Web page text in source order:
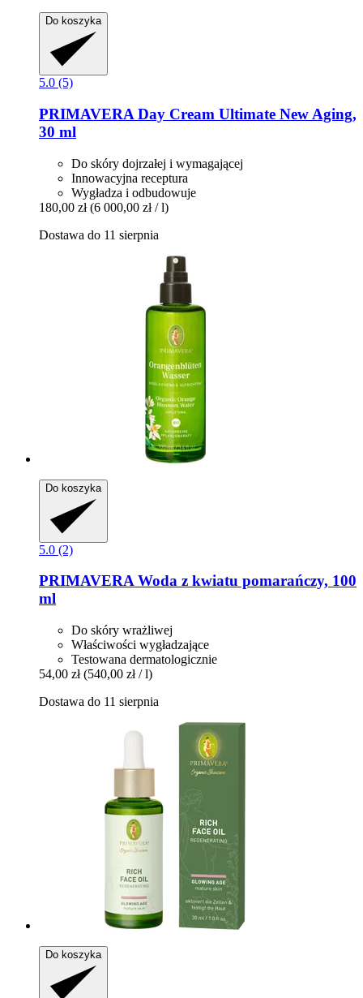
Do koszyka
5.0 (5)
PRIMAVERA Day Cream Ultimate New Aging,
30 ml
Do skóry dojrzałej i wymagającej
Innowacyjna receptura
Wygładza i odbudowuje
180,00 zł (6 000,00 zł / l)
Dostawa do 11 sierpnia
Do koszyka
5.0 (2)
PRIMAVERAWoda z kwiatu pomarańczy, 100
ml
Do skóry wrażliwej
Właściwości wygładzające
Testowana dermatologicznie
54,00 zł (540,00 zł / l)
Dostawa do 11 sierpnia
Do koszyka